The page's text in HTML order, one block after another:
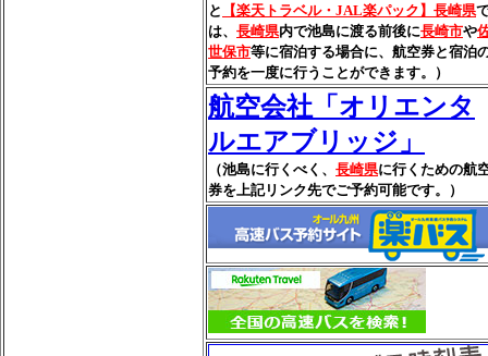
と
【楽天トラベル・JAL楽パック】長崎県
は、 長崎県内で池島に渡る前後に長崎市や
世保市等に宿泊する場合に、航空券と宿泊
予約を一度に行うことができます。）
航空会社「オリエンタ
ルエアブリッジ」
（池島に行くべく、 長崎県に行くための航
券を上記リンク先でご予約可能です。）